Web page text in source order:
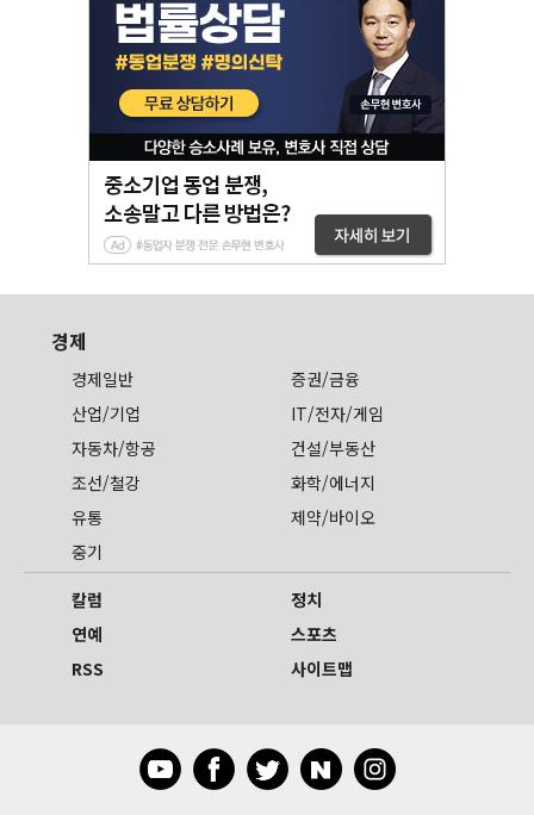
경제
경제일반
증권/금융
산업/기업
IT/전자/게임
자동차/항공
건설/부동산
조선/철강
화학/에너지
유통
제약/바이오
중기
칼럼
정치
연예
스포츠
RSS
사이트맵